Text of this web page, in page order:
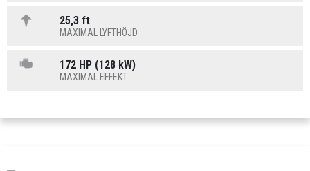
25,3 ft
MAXIMAL LYFTHÖJD
172 HP (128 kW)
MAXIMAL EFFEKT